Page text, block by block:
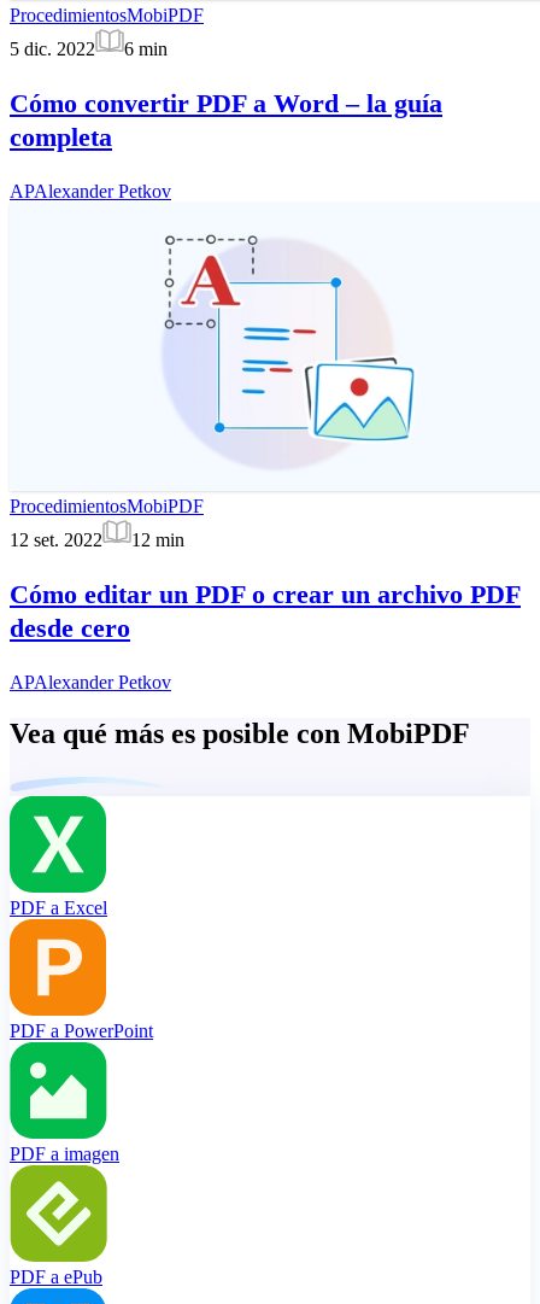
ProcedimientosMobiPDF
5 dic. 2022
6 min
Cómo convertir PDF a Word – la guía
completa
APAlexander Petkov
ProcedimientosMobiPDF
12 set. 2022
12 min
Cómo editar un PDF o crear un archivo PDF
desde cero
APAlexander Petkov
Vea qué más es posible con MobiPDF
PDF a Excel
PDF a PowerPoint
PDF a imagen
PDF a ePub